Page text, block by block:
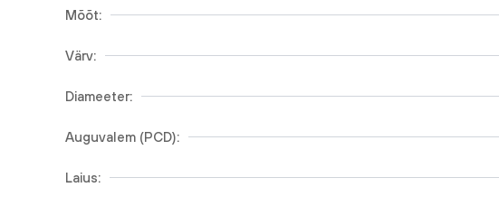
Mõõt:
Värv:
Diameeter:
Auguvalem (PCD):
Laius: